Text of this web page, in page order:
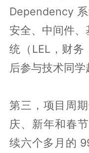
Dependency
安全、中间件
统（LEL，财务
后参与技术同学
第三，项目周
庆、新年和春
续六个多月的